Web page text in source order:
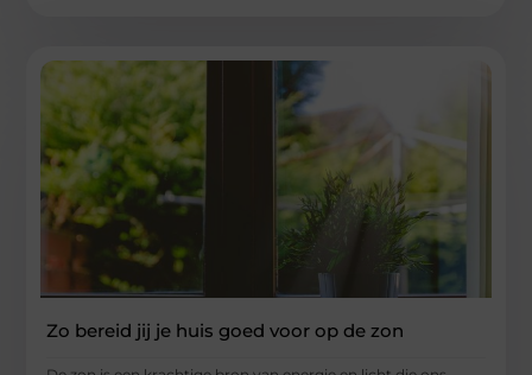
Zo bereid jij je huis goed voor op de zon